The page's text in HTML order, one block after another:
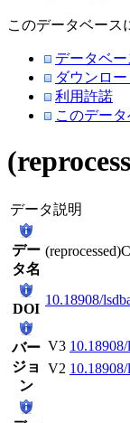
このデータベース
データベ
ダウンロー
利用許諾
このデー
データ説明
デー
タ名
DOI
10.18908/
バー
ジョ
ン
V3
V2